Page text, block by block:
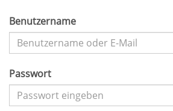
Benutzername
Passwort